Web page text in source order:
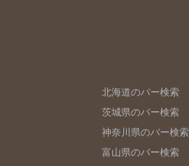
北海道のバー検索
茨城県のバー検索
神奈川県のバー検索
富山県のバー検索